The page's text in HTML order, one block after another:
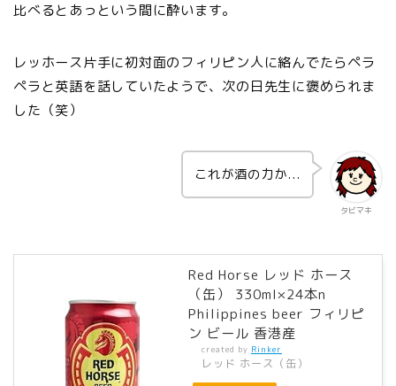
比べるとあっという間に酔います。
レッホース片手に初対面のフィリピン人に絡んでたらペラ
ペラと英語を話していたようで、次の日先生に褒められま
した（笑）
タビマキ
これが酒の力か...
Red Horse レッド ホース
（缶） 330ml×24本n
Philippines beer フィリピ
ン ビール 香港産
created by Rinker
レッド ホース（缶）